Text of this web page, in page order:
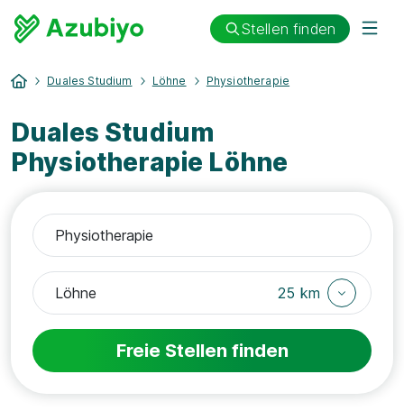
Stellen finden
Duales Studium Löhne Physiotherapie
Duales Studium
Physiotherapie Löhne
25 km
Freie Stellen finden